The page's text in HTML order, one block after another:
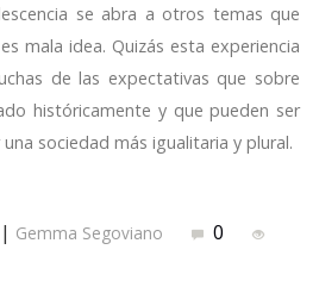
se abra a otros temas que
mala idea. Quizás esta experiencia
de las expectativas que sobre
históricamente y que pueden ser
sociedad más igualitaria y plural.
| Gemma Segoviano
0